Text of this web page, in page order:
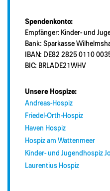
Spendenkonto:
Empfänger: Kinder- und
Bank: Sparkasse
IBAN: DE82 2825 0110
BIC: BRLADE21WHV
Unsere Hospize:
Andreas-Hospiz
Friedel-Orth-Hospiz
Haven Hospiz
Hospiz am Wattenmeer
Kinder- und Jugendhospiz
Laurentius Hospiz